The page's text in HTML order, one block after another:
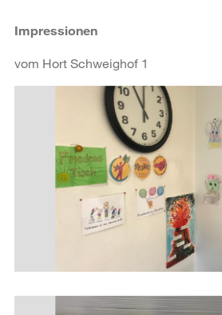
Impressionen
vom Hort Schweighof 1